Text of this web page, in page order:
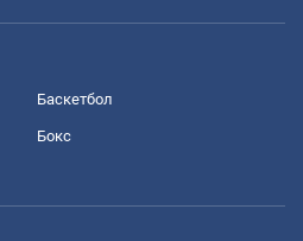
Баскетбол
Бокс